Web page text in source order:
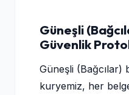
Güneşli
Güvenlik
Güneşli (Bağcılar)
kuryemiz, her